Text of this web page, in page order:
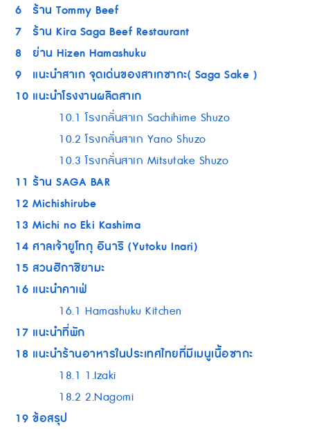
6
ร้าน Tommy Beef
7
ร้าน Kira Saga Beef Restaurant
8 ย่าน Hizen Hamashuku
9
แนะนำสาเก จุดเด่นของสาเกซากะ( Saga Sake )
10 แนะนำโรงงานผลิตสาเก
10.1 โรงกลั่นสาเก Sachihime Shuzo
10.2 โรงกลั่นสาเก Yano Shuzo
10.3 โรงกลั่นสาเก Mitsutake Shuzo
11 ร้าน SAGA BAR
12 Michishirube
13 Michi no Eki Kashima
14 ศาลเจ้ายูโทกุ อินาริ (Yutoku Inari)
15 สวนฮิกาชิยามะ
16 แนะนำคาเฟ่
16.1 Hamashuku Kitchen
17 แนะนำที่พัก
18 แนะนำร้านอาหารในประเทศไทยที่มีเมนูเนื้อซากะ
18.1 1.Izaki
18.2 2.Nagomi
19 ข้อสรุป